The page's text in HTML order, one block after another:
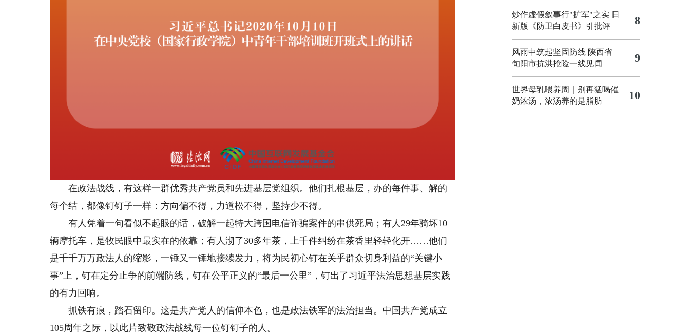
在政法战线，有这样一群优秀共产党员和先进基层党组织。他们扎根基层，办的每件事、解的
每个结，都像钉钉子一样：方向偏不得，力道松不得，坚持少不得。
有人凭着一句看似不起眼的话，破解一起特大跨国电信诈骗案件的串供死局；有人29年骑坏10
辆摩托车，是牧民眼中最实在的依靠；有人沏了30多年茶，上千件纠纷在茶香里轻轻化开……他们
是千千万万政法人的缩影，一锤又一锤地接续发力，将为民初心钉在关乎群众切身利益的“关键小
事”上，钉在定分止争的前端防线，钉在公平正义的“最后一公里”，钉出了习近平法治思想基层实践
的有力回响。
抓铁有痕，踏石留印。这是共产党人的信仰本色，也是政法铁军的法治担当。中国共产党成立
105周年之际，以此片致敬政法战线每一位钉钉子的人。
炒作虚假叙事行"扩军"之实 日
新版《防卫白皮书》引批评
8
风雨中筑起坚固防线 陕西省
旬阳市抗洪抢险一线见闻
9
世界母乳喂养周｜别再猛喝催
奶浓汤，浓汤养的是脂肪
10